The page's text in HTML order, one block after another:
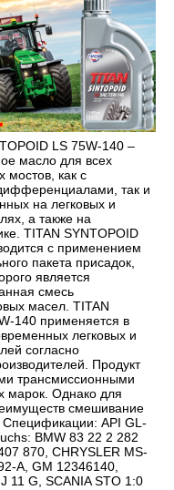
LS 75W-140 –
масло для всех
мостов, как с
так и
на легковых и
а также на
TITAN SYNTOPOID
с применением
пакета присадок,
является
смесь
масел. TITAN
140 применяется в
легковых и
согласно
Продукт
трансмиссионными
марок. Однако для
смешивание
Спецификации: API GL-
BMW 83 22 2 282
870, CHRYSLER MS-
A, GM 12346140,
11 G, SCANIA STO 1:0